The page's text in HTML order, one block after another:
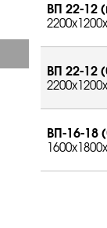
ВП 22-12
ВП 22-12
ВП-16-18